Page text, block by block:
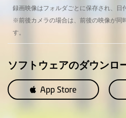
録画映像はフォルダごとに保存され、日
※前後カメラの場合は、前後の映像が同
す。
ソフトウェアのダウンロ
App Store